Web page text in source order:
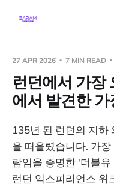
27 APR 2026 7 MIN READ
런던에서 가장
에서 발견한
135년 된 런던의 지하
을 떠올렸습니다. 가
람임을 증명한 '더블
런던 익스피리언스 위